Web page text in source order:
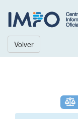
Volver